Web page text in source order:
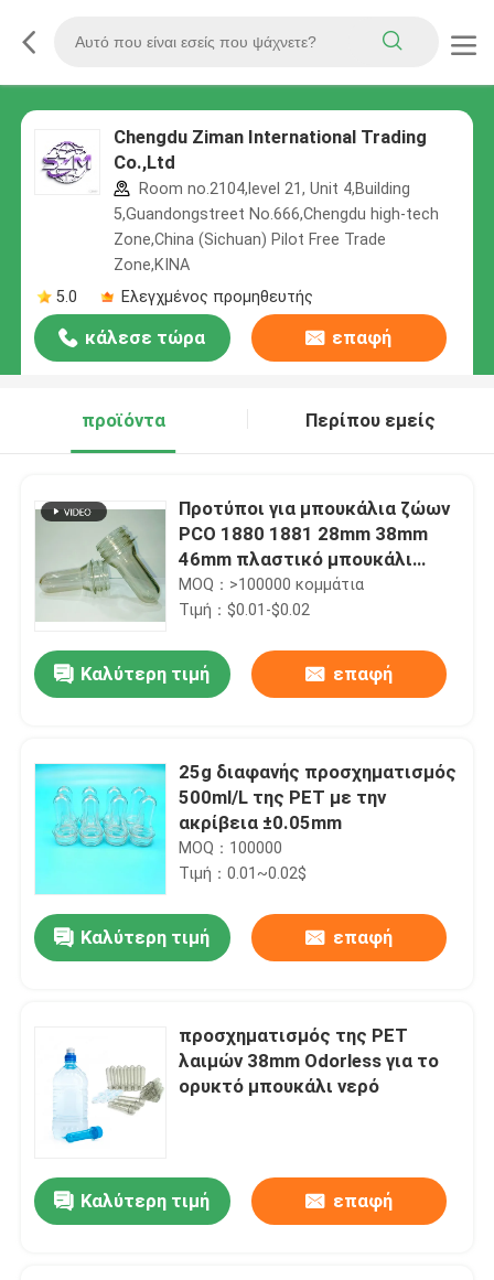
Chengdu Ziman International Trading
Co.,Ltd
Room no.2104,level 21, Unit 4,Building
5,Guandongstreet No.666,Chengdu high-tech
Zone,China (Sichuan) Pilot Free Trade
Zone,ΚΙΝΑ
5.0
Ελεγχμένος προμηθευτής
κάλεσε τώρα επαφή
προϊόντα Περίπου εμείς
Προτύποι για μπουκάλια ζώων
PCO 1880 1881 28mm 38mm
46mm πλαστικό μπουκάλι
ζώων Εμβρύο Προτύπο με
πλαστικό κάλυμμα καπακιού
MOQ：>100000 κομμάτια
Τιμή：$0.01-$0.02
Καλύτερη τιμή επαφή
25g διαφανής προσχηματισμός
500ml/L της PET με την
ακρίβεια ±0.05mm
MOQ：100000
Τιμή：0.01~0.02$
Καλύτερη τιμή επαφή
προσχηματισμός της PET
λαιμών 38mm Odorless για το
ορυκτό μπουκάλι νερό
Καλύτερη τιμή επαφή